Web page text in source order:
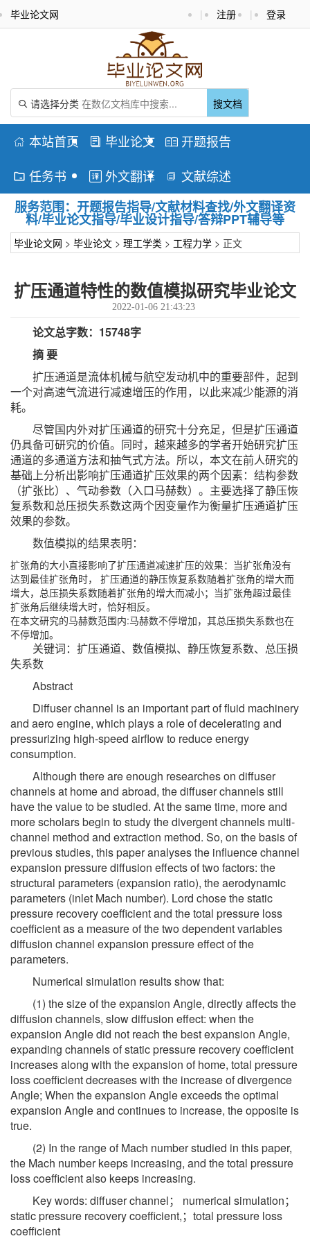
毕业论文网 登录
|
注册
|
 请选择分类 搜文档
 本站首页  毕业论文  开题报告
 任务书  外文翻译  文献综述
服务范围：开题报告指导/文献材料查找/外文翻译资
料/毕业论文指导/毕业设计指导/答辩PPT辅导等
毕业论文网 > 毕业论文 > 理工学类 > 工程力学 > 正文
扩压通道特性的数值模拟研究毕业论文
2022-01-06 21:43:23
论文总字数：15748字
摘 要
扩压通道是流体机械与航空发动机中的重要部件，起到
一个对高速气流进行减速增压的作用，以此来减少能源的消
耗。
尽管国内外对扩压通道的研究十分充足，但是扩压通道
仍具备可研究的价值。同时，越来越多的学者开始研究扩压
通道的多通道方法和抽气式方法。所以，本文在前人研究的
基础上分析出影响扩压通道扩压效果的两个因素：结构参数
（扩张比）、气动参数（入口马赫数）。主要选择了静压恢
复系数和总压损失系数这两个因变量作为衡量扩压通道扩压
效果的参数。
数值模拟的结果表明：
扩张角的大小直接影响了扩压通道减速扩压的效果：当扩张角没有
达到最佳扩张角时， 扩压通道的静压恢复系数随着扩张角的增大而
增大，总压损失系数随着扩张角的增大而减小；当扩张角超过最佳
扩张角后继续增大时，恰好相反。
在本文研究的马赫数范围内:马赫数不停增加，其总压损失系数也在
不停增加。
关键词：扩压通道、数值模拟、静压恢复系数、总压损
失系数
Abstract
Diffuser channel is an important part of fluid machinery
and aero engine, which plays a role of decelerating and
pressurizing high-speed airflow to reduce energy
consumption.
Although there are enough researches on diffuser
channels at home and abroad, the diffuser channels still
have the value to be studied. At the same time, more and
more scholars begin to study the divergent channels multi-
channel method and extraction method. So, on the basis of
previous studies, this paper analyses the influence channel
expansion pressure diffusion effects of two factors: the
structural parameters (expansion ratio), the aerodynamic
parameters (inlet Mach number). Lord chose the static
pressure recovery coefficient and the total pressure loss
coefficient as a measure of the two dependent variables
diffusion channel expansion pressure effect of the
parameters.
Numerical simulation results show that:
(1) the size of the expansion Angle, directly affects the
diffusion channels, slow diffusion effect: when the
expansion Angle did not reach the best expansion Angle,
expanding channels of static pressure recovery coefficient
increases along with the expansion of home, total pressure
loss coefficient decreases with the increase of divergence
Angle; When the expansion Angle exceeds the optimal
expansion Angle and continues to increase, the opposite is
true.
(2) In the range of Mach number studied in this paper,
the Mach number keeps increasing, and the total pressure
loss coefficient also keeps increasing.
Key words: diffuser channel； numerical simulation；
static pressure recovery coefficient,；total pressure loss
coefficient